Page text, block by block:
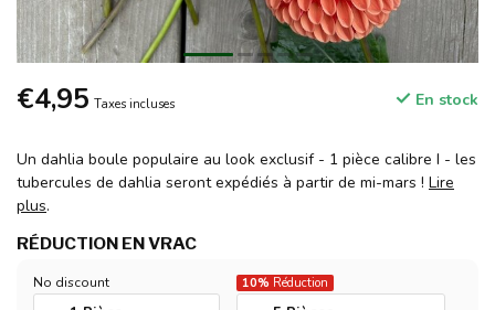
€4,95 Taxes incluses En stock
Un dahlia boule populaire au look exclusif - 1 pièce calibre I - les
tubercules de dahlia seront expédiés à partir de mi-mars ! Lire
plus.
RÉDUCTION EN VRAC
No discount 10% Réduction